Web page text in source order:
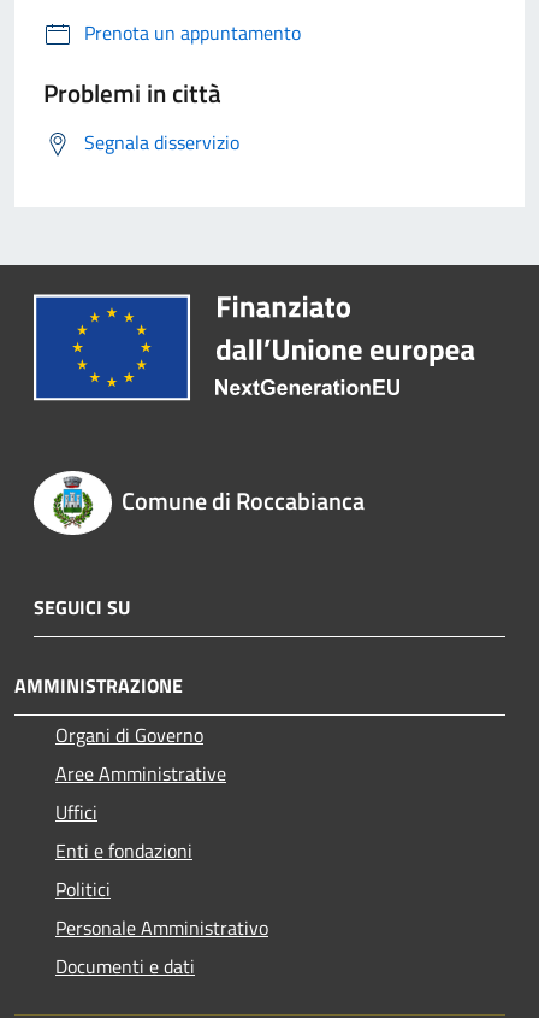
Prenota un appuntamento
Problemi in città
Segnala disservizio
Comune di Roccabianca
SEGUICI SU
AMMINISTRAZIONE
Organi di Governo
Aree Amministrative
Uffici
Enti e fondazioni
Politici
Personale Amministrativo
Documenti e dati